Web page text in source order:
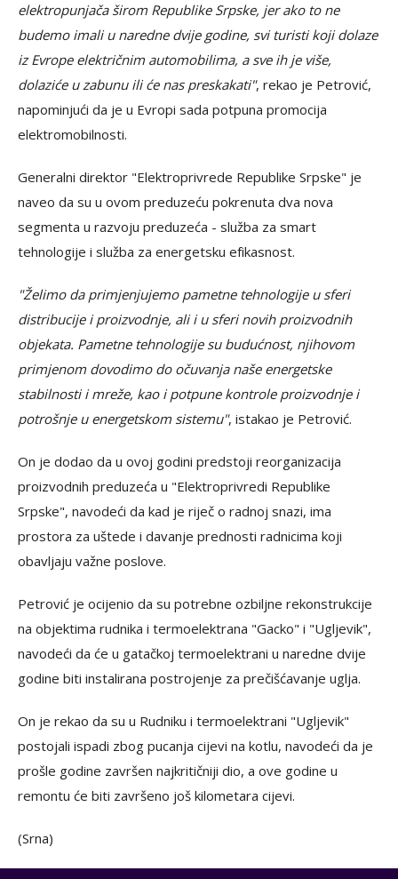
elektropunjača širom Republike Srpske, jer ako to ne
budemo imali u naredne dvije godine, svi turisti koji dolaze
iz Evrope električnim automobilima, a sve ih je više,
dolaziće u zabunu ili će nas preskakati", rekao je Petrović,
napominjući da je u Evropi sada potpuna promocija
elektromobilnosti.
Generalni direktor "Elektroprivrede Republike Srpske" je
naveo da su u ovom preduzeću pokrenuta dva nova
segmenta u razvoju preduzeća - služba za smart
tehnologije i služba za energetsku efikasnost.
"Želimo da primjenjujemo pametne tehnologije u sferi
distribucije i proizvodnje, ali i u sferi novih proizvodnih
objekata. Pametne tehnologije su budućnost, njihovom
primjenom dovodimo do očuvanja naše energetske
stabilnosti i mreže, kao i potpune kontrole proizvodnje i
potrošnje u energetskom sistemu", istakao je Petrović.
On je dodao da u ovoj godini predstoji reorganizacija
proizvodnih preduzeća u "Elektroprivredi Republike
Srpske", navodeći da kad je riječ o radnoj snazi, ima
prostora za uštede i davanje prednosti radnicima koji
obavljaju važne poslove.
Petrović je ocijenio da su potrebne ozbiljne rekonstrukcije
na objektima rudnika i termoelektrana "Gacko" i "Ugljevik",
navodeći da će u gatačkoj termoelektrani u naredne dvije
godine biti instalirana postrojenje za prečišćavanje uglja.
On je rekao da su u Rudniku i termoelektrani "Ugljevik"
postojali ispadi zbog pucanja cijevi na kotlu, navodeći da je
prošle godine završen najkritičniji dio, a ove godine u
remontu će biti završeno još kilometara cijevi.
(Srna)